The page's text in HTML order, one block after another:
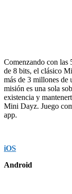
Comenzando con las
de 8 bits, el clásico
más de 3 millones de
misión es una sola
existencia y
Mini Dayz. Juego
app.
iOS
Android